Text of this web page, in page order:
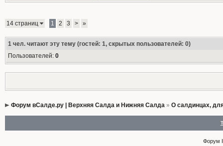
14 страниц 1 2 3 > »
1чел. читают эту тему (гостей: 1, скрытых пользователей: 0)
Пользователей: 0
Форум вСалде.ру | Верхняя Салда и Нижняя Салда» О салдинцах,
Форум